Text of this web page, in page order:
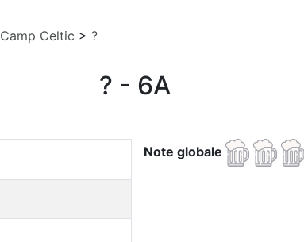
Camp Celtic > ?
? - 6A
Note globale